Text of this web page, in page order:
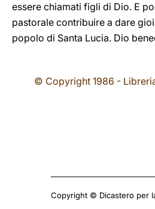
essere chiamati figli di Dio. E
pastorale contribuire a dare
popolo di Santa Lucia. Dio
© Copyright 1986 -
Copyright © Dicastero per